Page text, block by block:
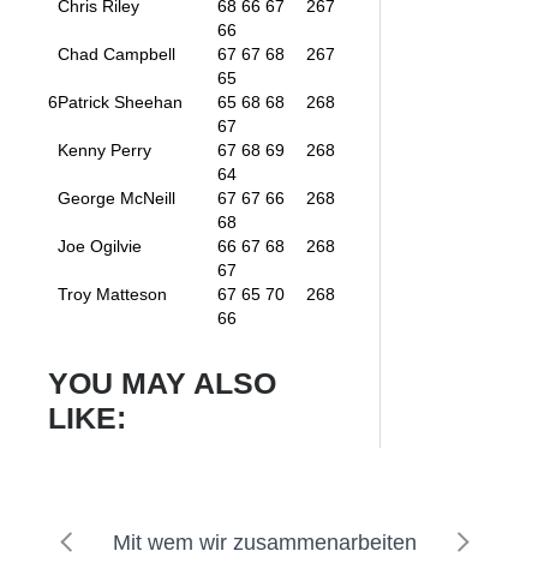
Chris Riley
68 66 67
66
267
Chad Campbell
67 67 68
65
267
6Patrick Sheehan
65 68 68
67
268
Kenny Perry
67 68 69
64
268
George McNeill
67 67 66
68
268
Joe Ogilvie
66 67 68
67
268
Troy Matteson
67 65 70
66
268
YOU MAY ALSO
LIKE:
Mit wem wir zusammenarbeiten